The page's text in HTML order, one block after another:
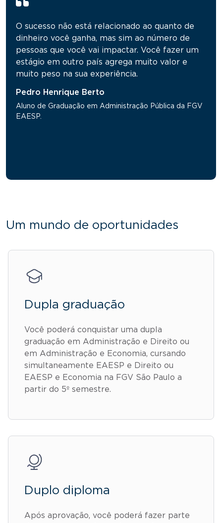
O sucesso não está relacionado ao quanto de
dinheiro você ganha, mas sim ao número de
pessoas que você vai impactar. Você fazer um
estágio em outro país agrega muito valor e
muito peso na sua experiência.
Pedro Henrique Berto
Aluno de Graduação em Administração Pública da FGV
EAESP.
Um mundo de oportunidades
Dupla graduação
Você poderá conquistar uma dupla
graduação em Administração e Direito ou
em Administração e Economia, cursando
simultaneamente EAESP e Direito ou
EAESP e Economia na FGV São Paulo a
partir do 5º semestre.
Duplo diploma
Após aprovação, você poderá fazer parte